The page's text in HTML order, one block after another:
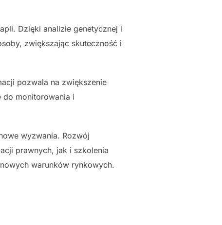
Dzięki analizie genetycznej i
zwiększając skuteczność i
pozwala na zwiększenie
do monitorowania i
wyzwania. Rozwój
prawnych, jak i szkolenia
warunków rynkowych.